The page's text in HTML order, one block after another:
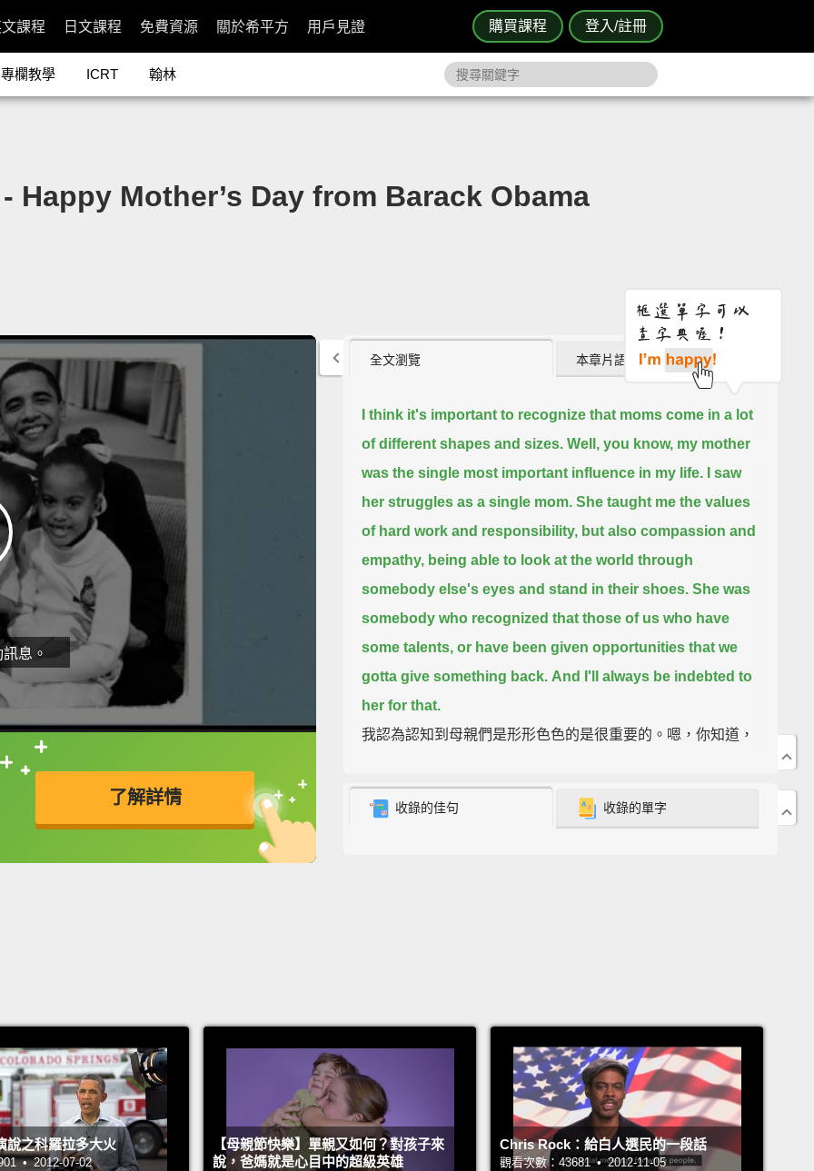
購買課程 登入/註冊
課程 日文課程 免費資源 關於希平方 用戶見證
專欄教學 ICRT 翰林
Happy Mother’s Day from Barack Obama
息。
了解詳情
接查字典喔！
英
全文瀏覽 本章片語 (2)
I think it's important to recognize that moms come in a lot
of different shapes and sizes. Well, you know, my mother
was the single most important influence in my life. I saw
her struggles as a single mom. She taught me the values
of hard work and responsibility, but also compassion and
empathy, being able to look at the world through
somebody else's eyes and stand in their shoes. She was
somebody who recognized that those of us who have
some talents, or have been given opportunities that we
gotta give something back. And I'll always be indebted to
her for that.
我認為認知到母親們是形形色色的是很重要的。嗯，你知道，
難處。她教導我努力工作和負責任的價值，還有憐憫心和同理
心，能夠透過其他人的雙眼觀察世界，並設身處地為他人著
worked her way up as a secretary to become a Vice
President of a bank.
Frankly, if there hadn't been a glass
ceiling, she probably could have taken over the bank.
我外婆，她跟我媽極為不同，更像是一個清心寡欲者，你知
收錄的佳句 收錄的單字
說之科羅拉多大火
• 2012-07-02
【母親節快樂】單親又如何？對孩子來
說，爸媽就是心目中的超級英雄
Chris Rock：給白人選民的一段話
觀看次數：43681 • 2012-11-05